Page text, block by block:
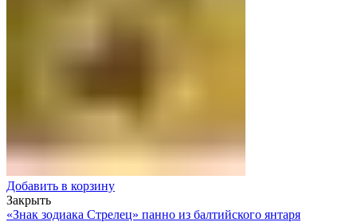
Добавить в корзину
Закрыть
«Знак зодиака Стрелец» панно из балтийского янтаря